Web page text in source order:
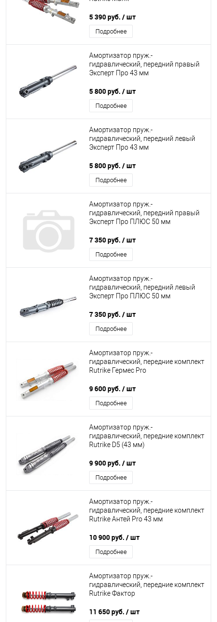
5 390 руб. / шт
Подробнее
Амортизатор пруж.-
гидравлический, передний правый
Эксперт Про 43 мм
5 800 руб. / шт
Подробнее
Амортизатор пруж.-
гидравлический, передний левый
Эксперт Про 43 мм
5 800 руб. / шт
Подробнее
Амортизатор пруж.-
гидравлический, передний правый
Эксперт Про ПЛЮС 50 мм
7 350 руб. / шт
Подробнее
Амортизатор пруж.-
гидравлический, передний левый
Эксперт Про ПЛЮС 50 мм
7 350 руб. / шт
Подробнее
Амортизатор пруж.-
гидравлический, передние комплект
Rutrike Гермес Pro
9 600 руб. / шт
Подробнее
Амортизатор пруж.-
гидравлический, передние комплект
Rutrike D5 (43 мм)
9 900 руб. / шт
Подробнее
Амортизатор пруж.-
гидравлический, передние комплект
Rutrike Антей Pro 43 мм
10 900 руб. / шт
Подробнее
Амортизатор пруж.-
гидравлический, передние комплект
Rutrike Фактор
11 650 руб. / шт